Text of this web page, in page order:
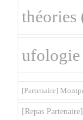
théories
ufologie
[Partenaire]
[Repas